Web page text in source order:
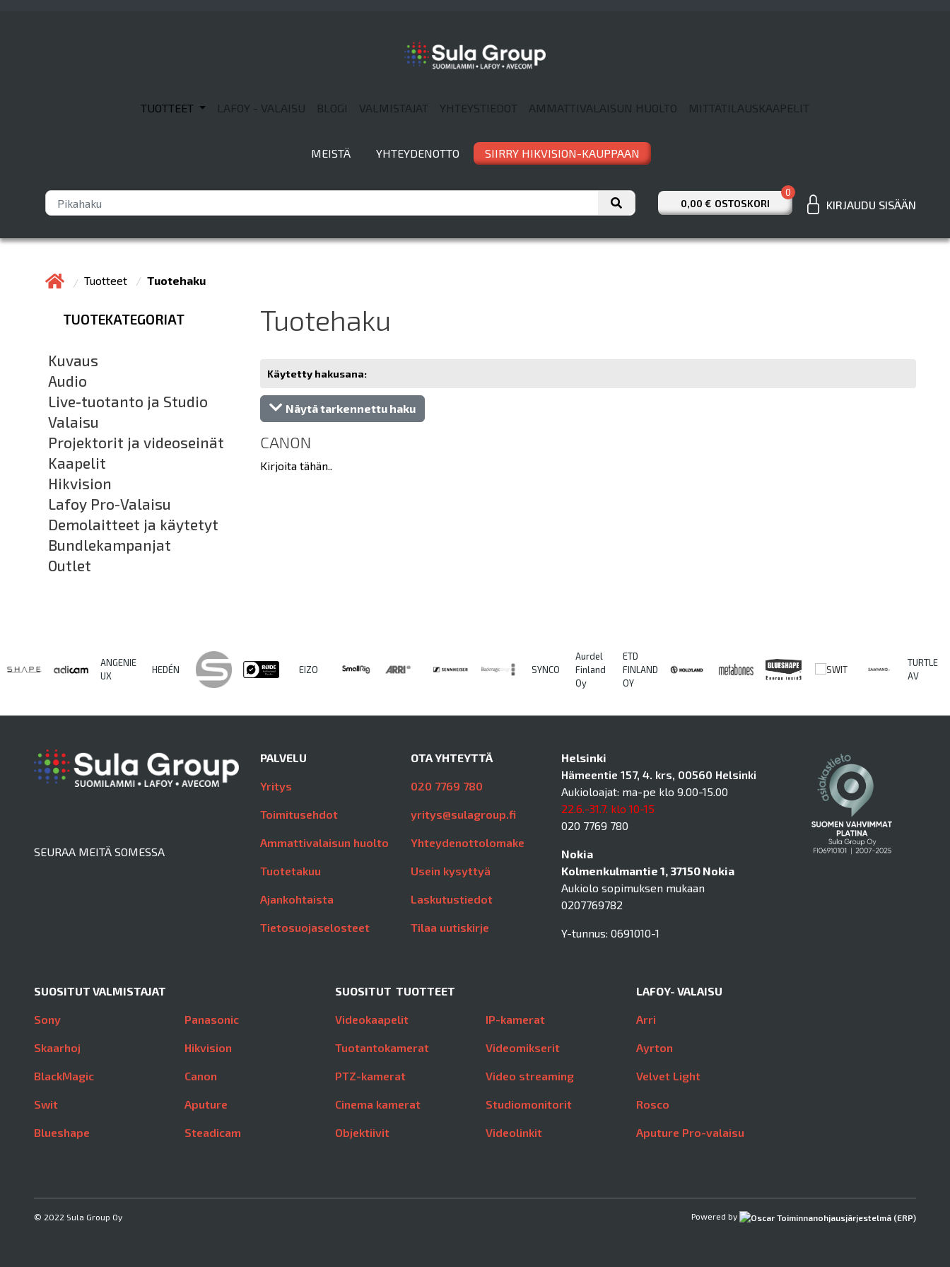
TUOTTEET LAFOY - VALAISU BLOGI VALMISTAJAT YHTEYSTIEDOT AMMATTIVALAISUN HUOLTO MITTATILAUSKAAPELIT
MEISTÄ YHTEYDENOTTO SIIRRY HIKVISION-KAUPPAAN
0,00 € OSTOSKORI
0
KIRJAUDU SISÄÄN
Tuotteet Tuotehaku
TUOTEKATEGORIAT
Kuvaus
Audio
Live-tuotanto ja Studio
Valaisu
Projektorit ja videoseinät
Kaapelit
Hikvision
Lafoy Pro-Valaisu
Demolaitteet ja käytetyt
Bundlekampanjat
Outlet
Tuotehaku
Käytetty hakusana:
Näytä tarkennettu haku
CANON
Kirjoita tähän..
ANGENIE
UX
HEDÉN EIZO SYNCO
Aurdel
Finland
Oy
ETD
FINLAND
OY
TURTLE
AV
SEURAA MEITÄ SOMESSA
PALVELU
Yritys
Toimitusehdot
Ammattivalaisun huolto
Tuotetakuu
Ajankohtaista
Tietosuojaselosteet
OTA YHTEYTTÄ
020 7769 780
yritys@sulagroup.fi
Yhteydenottolomake
Usein kysyttyä
Laskutustiedot
Tilaa uutiskirje
Helsinki
Hämeentie 157, 4. krs, 00560 Helsinki
Aukioloajat: ma-pe klo 9.00-15.00
22.6.-31.7. klo 10-15
020 7769 780
Nokia
Kolmenkulmantie 1, 37150 Nokia
Aukiolo sopimuksen mukaan
0207769782
Y-tunnus: 0691010-1
SUOSITUT VALMISTAJAT
Sony
Skaarhoj
BlackMagic
Swit
Blueshape
Panasonic
Hikvision
Canon
Aputure
Steadicam
SUOSITUT TUOTTEET
Videokaapelit
Tuotantokamerat
PTZ-kamerat
Cinema kamerat
Objektiivit
IP-kamerat
Videomikserit
Video streaming
Studiomonitorit
Videolinkit
LAFOY- VALAISU
Arri
Ayrton
Velvet Light
Rosco
Aputure Pro-valaisu
© 2022 Sula Group Oy Powered by